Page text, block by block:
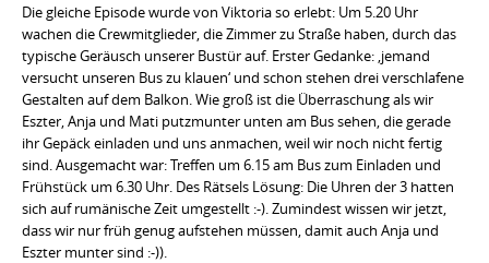
Die gleiche Episode wurde von Viktoria so erlebt: Um 5.20 Uhr
wachen die Crewmitglieder, die Zimmer zu Straße haben, durch das
typische Geräusch unserer Bustür auf. Erster Gedanke: ‚jemand
versucht unseren Bus zu klauen‘ und schon stehen drei verschlafene
Gestalten auf dem Balkon. Wie groß ist die Überraschung als wir
Eszter, Anja und Mati putzmunter unten am Bus sehen, die gerade
ihr Gepäck einladen und uns anmachen, weil wir noch nicht fertig
sind. Ausgemacht war: Treffen um 6.15 am Bus zum Einladen und
Frühstück um 6.30 Uhr. Des Rätsels Lösung: Die Uhren der 3 hatten
sich auf rumänische Zeit umgestellt :-). Zumindest wissen wir jetzt,
dass wir nur früh genug aufstehen müssen, damit auch Anja und
Eszter munter sind :-)).